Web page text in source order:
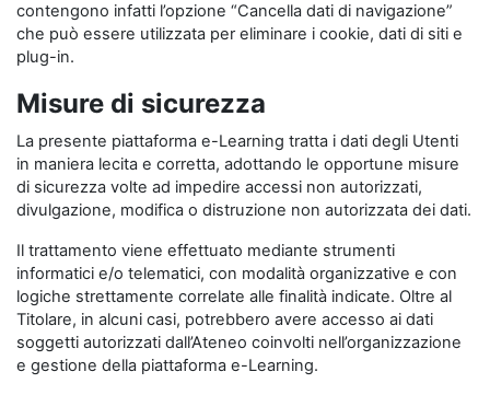
contengono infatti l’opzione “Cancella dati di navigazione”
che può essere utilizzata per eliminare i cookie, dati di siti e
plug-in.
Misure di sicurezza
La presente piattaforma e-Learning tratta i dati degli Utenti
in maniera lecita e corretta, adottando le opportune misure
di sicurezza volte ad impedire accessi non autorizzati,
divulgazione, modifica o distruzione non autorizzata dei dati.
Il trattamento viene effettuato mediante strumenti
informatici e/o telematici, con modalità organizzative e con
logiche strettamente correlate alle finalità indicate. Oltre al
Titolare, in alcuni casi, potrebbero avere accesso ai dati
soggetti autorizzati dall’Ateneo coinvolti nell’organizzazione
e gestione della piattaforma e-Learning.